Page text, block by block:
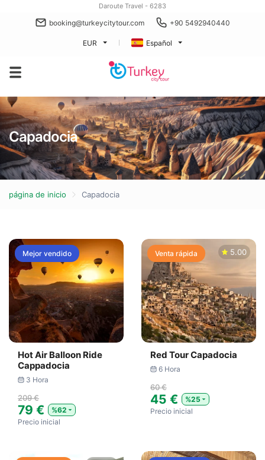
Daroute Travel - 6283
booking@turkeycitytour.com +90 5492940440
EUR Español
Capadocia
página de inicio Capadocia
Mejor vendido
Hot Air Balloon Ride
Cappadocia
3 Hora
209 €
79 €
%62
Precio inicial
Venta rápida 5.00
Red Tour Capadocia
6 Hora
60 €
45 €
%25
Precio inicial